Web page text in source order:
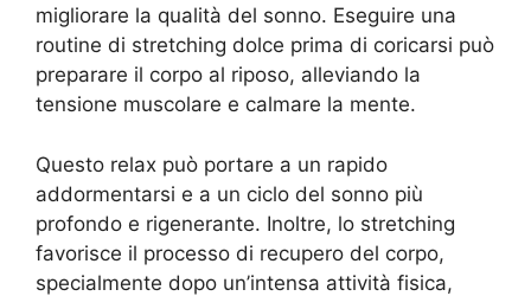
migliorare la qualità del sonno. Eseguire una
routine di stretching dolce prima di coricarsi può
preparare il corpo al riposo, alleviando la
tensione muscolare e calmare la mente.
Questo relax può portare a un rapido
addormentarsi e a un ciclo del sonno più
profondo e rigenerante. Inoltre, lo stretching
favorisce il processo di recupero del corpo,
specialmente dopo un’intensa attività fisica,